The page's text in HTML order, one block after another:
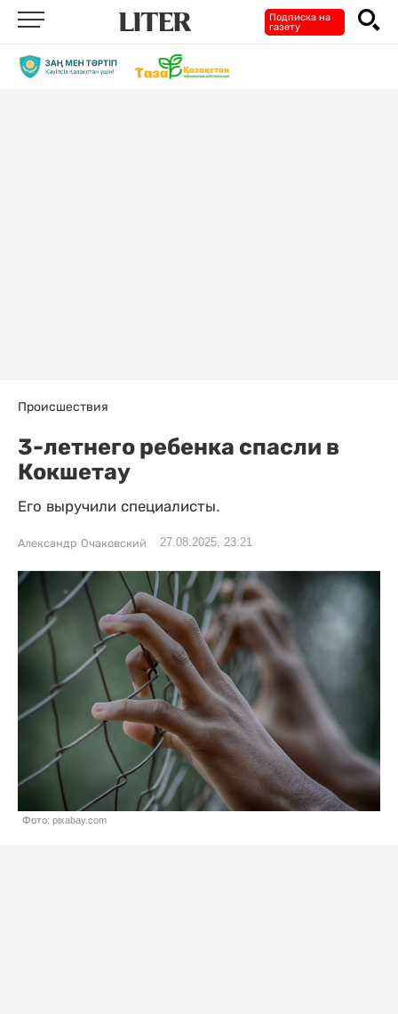
Подписка на
газету
Происшествия
3-летнего ребенка спасли в
Кокшетау
Его выручили специалисты.
Александр Очаковский 27.08.2025, 23:21
Фото: pixabay.com